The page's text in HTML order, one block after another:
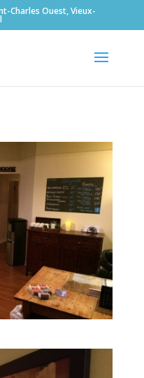
Charles Ouest, Vieux-